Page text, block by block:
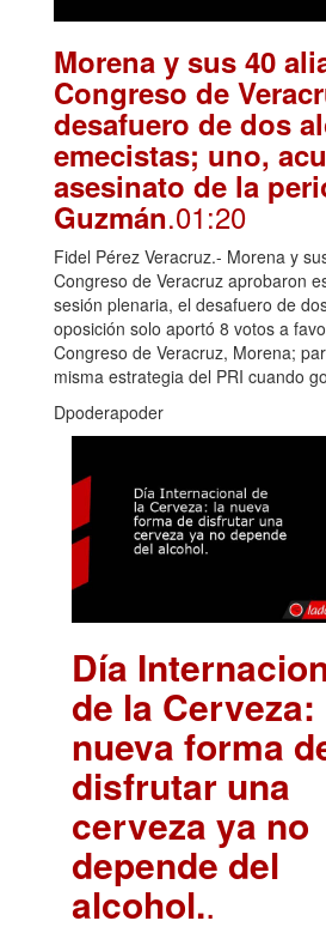
Morena y sus 40
Congreso de
desafuero de dos
emecistas; uno,
asesinato de la
Guzmán.01:20
Fidel Pérez Veracruz.- Morena y
Congreso de Veracruz aprobaron
sesión plenaria, el desafuero de
oposición solo aportó 8 votos a
Congreso de Veracruz, Morena;
misma estrategia del PRI cuando
Dpoderapoder
Día
de la Cerveza:
nueva forma
disfrutar una
cerveza ya no
depende del
alcohol..